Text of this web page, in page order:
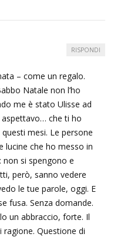
– come un regalo.
Natale non l’ho
me è stato Ulisse ad
che ti ho
mesi. Le persone
lucine che ho messo in
non si spengono e
però, sanno vedere
le tue parole, oggi. E
fusa. Senza domande.
un abbraccio, forte. Il
Questione di
RISPONDI